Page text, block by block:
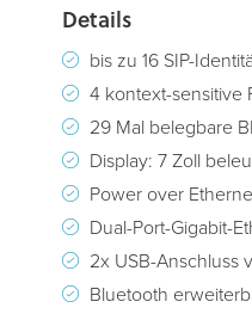
Details
bis zu 16 SIP-
4 kontext-sensitive
29 Mal belegbare
Display: 7 Zoll
Power over
Dual-Port-Gigabit-
2x USB-Anschluss
Bluetooth